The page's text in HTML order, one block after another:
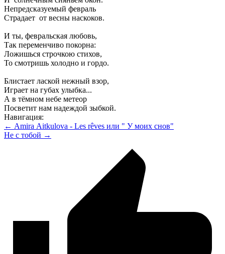
Непредсказуемый февраль
Страдает от весны наскоков.
И ты, февральская любовь,
Так переменчиво покорна:
Ложишься строчкою стихов,
То смотришь холодно и гордо.
Блистает лаской нежный взор,
Играет на губах улыбка...
А в тёмном небе метеор
Посветит нам надеждой зыбкой.
Навигация:
← Аmira Аitkulova - Les rêves или " У моих снов"
Не с тобой →